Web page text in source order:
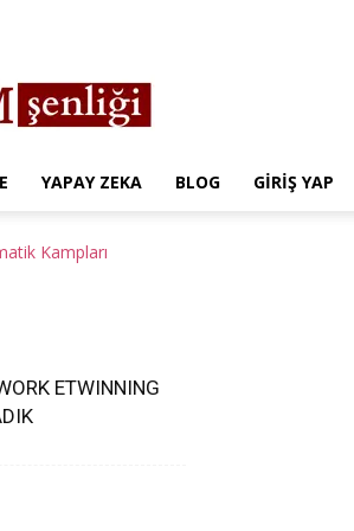
YAPAY ZEKA BLOG GIRIŞ YAP
ETWINNING